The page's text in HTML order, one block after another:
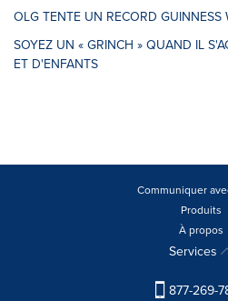
OLG TENTE UN RECORD GUINNESS
SOYEZ UN « GRINCH » QUAND IL
ET D'ENFANTS
Communiquer
Produits
À propos
Services
877-269-